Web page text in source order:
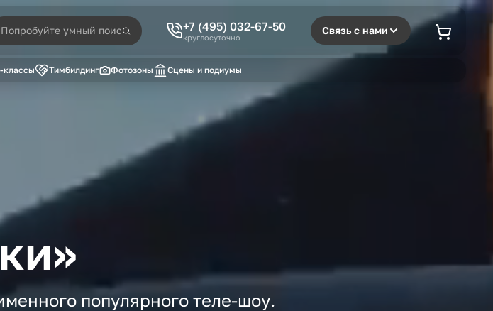
+7 (495) 032-67-50
круглосуточно
Связь с нами
классы Тимбилдинг Фотозоны Сцены и подиумы
популярного теле-шоу.